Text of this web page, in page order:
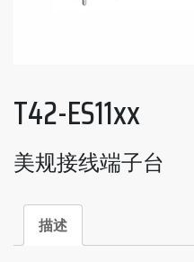
T42-ES11xx
美规接线端子台
描述